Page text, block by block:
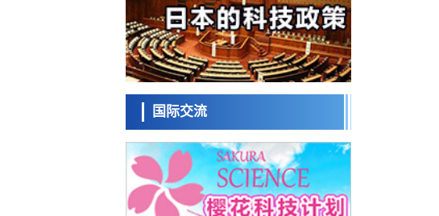
东京大学和海上保安厅等发现南海海槽沿线
板块边界锁定状态存在区域差异
政策
日本第2次医疗研究开发调整费，根据一线实
际情况和需求分配99.3亿日元
科学研究
千叶大学鉴定出导致难治性疾病“肺高血压症”
恶化的蛋白质“MYL9/12”，会引发血管结构恶
化科学研究
用于量子计算机
科学研究
用数理模型诠释慢性荨麻疹的发病机理，借
助数学的力量实现个体化最佳治疗
科学研究
国际交流